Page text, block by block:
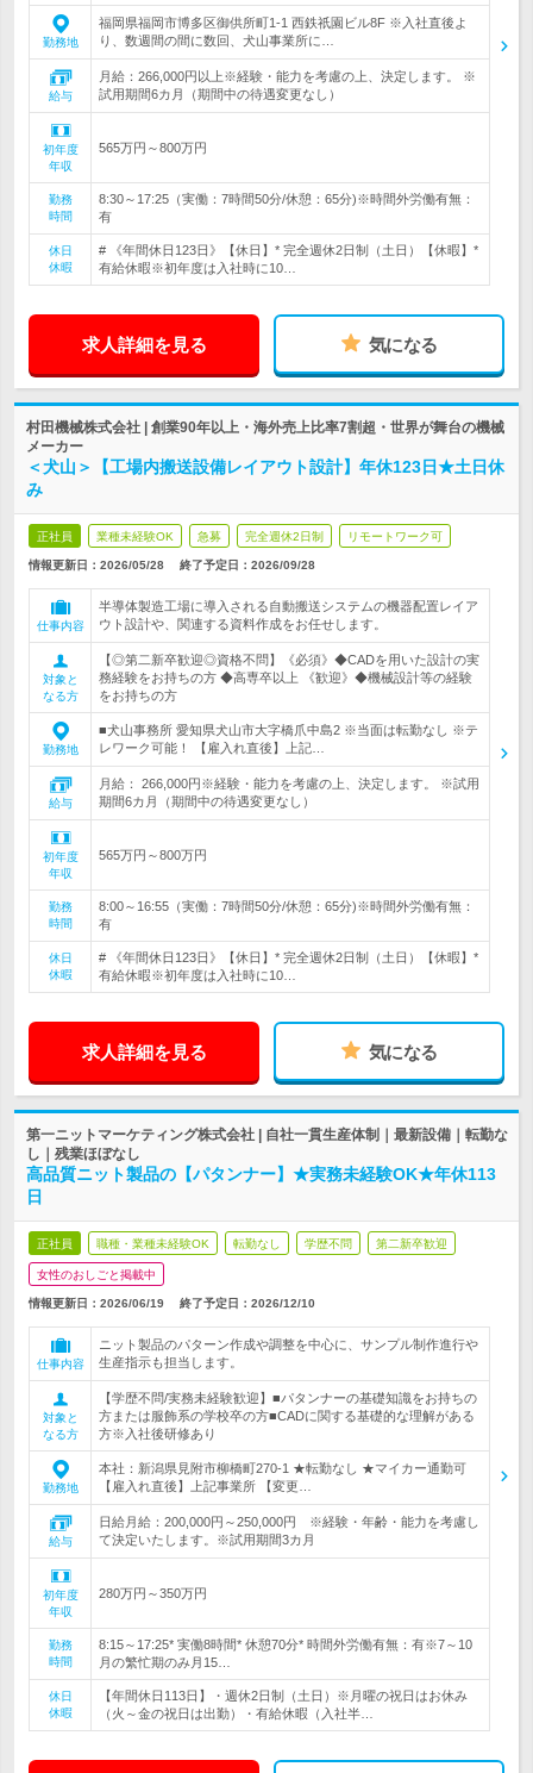
勤務地
福岡県福岡市博多区御供所町1-1 西鉄祇園ビル8F ※入社直後よ
り、数週間の間に数回、犬山事業所に…
給与
月給：266,000円以上※経験・能力を考慮の上、決定します。 ※
試用期間6カ月（期間中の待遇変更なし）
初年度
年収
565万円～800万円
勤務
時間
8:30～17:25（実働：7時間50分/休憩：65分)※時間外労働有無：
有
休日
休暇
# 《年間休日123日》【休日】* 完全週休2日制（土日）【休暇】*
有給休暇※初年度は入社時に10…
求人詳細を見る 気になる
村田機械株式会社 | 創業90年以上・海外売上比率7割超・世界が舞台の機械
メーカー
＜犬山＞【工場内搬送設備レイアウト設計】年休123日★土日休
み
正社員 業種未経験OK 急募 完全週休2日制 リモートワーク可
情報更新日：2026/05/28 終了予定日： 2026/09/28
仕事内容
半導体製造工場に導入される自動搬送システムの機器配置レイア
ウト設計や、関連する資料作成をお任せします。
対象と
なる方
【◎第二新卒歓迎◎資格不問】《必須》◆CADを用いた設計の実
務経験をお持ちの方 ◆高専卒以上 《歓迎》◆機械設計等の経験
をお持ちの方
勤務地
■犬山事務所 愛知県犬山市大字橋爪中島2 ※当面は転勤なし ※テ
レワーク可能！ 【雇入れ直後】上記…
給与
月給： 266,000円※経験・能力を考慮の上、決定します。 ※試用
期間6カ月（期間中の待遇変更なし）
初年度
年収
565万円～800万円
勤務
時間
8:00～16:55（実働：7時間50分/休憩：65分)※時間外労働有無：
有
休日
休暇
# 《年間休日123日》【休日】* 完全週休2日制（土日）【休暇】*
有給休暇※初年度は入社時に10…
求人詳細を見る 気になる
第一ニットマーケティング株式会社 | 自社一貫生産体制｜最新設備｜転勤な
し｜残業ほぼなし
高品質ニット製品の【パタンナー】★実務未経験OK★年休113
日
正社員 職種・業種未経験OK 転勤なし 学歴不問 第二新卒歓迎
女性のおしごと掲載中
情報更新日：2026/06/19 終了予定日： 2026/12/10
仕事内容
ニット製品のパターン作成や調整を中心に、サンプル制作進行や
生産指示も担当します。
対象と
なる方
【学歴不問/実務未経験歓迎】■パタンナーの基礎知識をお持ちの
方または服飾系の学校卒の方■CADに関する基礎的な理解がある
方※入社後研修あり
勤務地
本社：新潟県見附市柳橋町270-1 ★転勤なし ★マイカー通勤可
【雇入れ直後】上記事業所 【変更…
給与
日給月給：200,000円～250,000円 ※経験・年齢・能力を考慮し
て決定いたします。※試用期間3カ月
初年度
年収
280万円～350万円
勤務
時間
8:15～17:25* 実働8時間* 休憩70分* 時間外労働有無：有※7～10
月の繁忙期のみ月15…
休日
休暇
【年間休日113日】・週休2日制（土日）※月曜の祝日はお休み
（火～金の祝日は出勤）・有給休暇（入社半…